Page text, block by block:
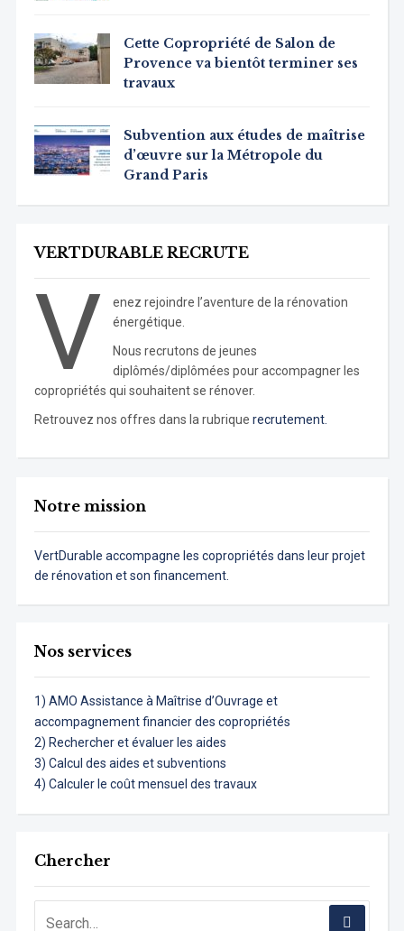
Notre mission
VertDurable accompagne les copropriétés dans leur projet
de rénovation et son financement.
Nos services
1) AMO Assistance à Maîtrise d’Ouvrage et
accompagnement financier des copropriétés
2) Rechercher et évaluer les aides
3) Calcul des aides et subventions
4) Calculer le coût mensuel des travaux
Chercher
Cette Copropriété de Salon de
Provence va bientôt terminer ses
travaux
Subvention aux études de maîtrise
d’œuvre sur la Métropole du
Grand Paris
VERTDURABLE RECRUTE
V
enez rejoindre l’aventure de la rénovation
énergétique.
Nous recrutons de jeunes
diplômés/diplômées pour accompagner les
copropriétés qui souhaitent se rénover.
Retrouvez nos offres dans la rubrique recrutement.